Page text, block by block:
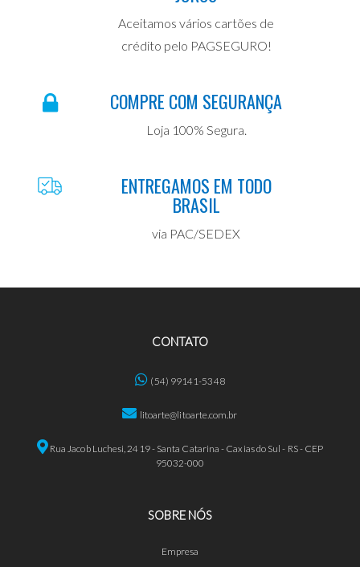
Aceitamos vários cartões de
crédito pelo PAGSEGURO!
COMPRE COM SEGURANÇA
Loja 100% Segura.
ENTREGAMOS EM TODO
BRASIL
via PAC/SEDEX
CONTATO
(54) 99141-5348
litoarte@litoarte.com.br
Rua Jacob Luchesi, 2419 - Santa Catarina - Caxias do Sul - RS - CEP
95032-000
SOBRE NÓS
Empresa